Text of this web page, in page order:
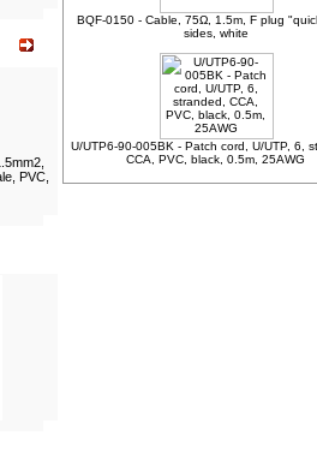
PVC,
BQF-0150 - Cable, 75Ω, 1.5m, F plug
sides, white
U/UTP6-90-005BK - Patch cord, U/UTP, 6,
CCA, PVC, black, 0.5m, 25AWG